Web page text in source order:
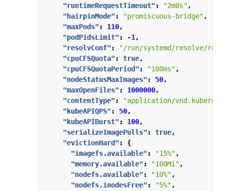
"runtimeRequestTimeout" : "2m0s" ,
"hairpinMode" : "promiscuous-bridge" ,
"maxPods" : 110,
"podPidsLimit" : -1 ,
"resolvConf" :
"/run/systemd/resolve/
"cpuCFSQuota" : true,
"cpuCFSQuotaPeriod" : "100ms" ,
"nodeStatusMaxImages" : 50,
"maxOpenFiles" : 1000000,
"contentType" :
"application/
"kubeAPIQPS" : 50,
"kubeAPIBurst" : 100,
"serializeImagePulls" : true,
"evictionHard" :
{
"imagefs.available" : "15%" ,
"memory.available" : "100Mi" ,
"nodefs.available" : "10%" ,
"nodefs.inodesFree" : "5%" ,